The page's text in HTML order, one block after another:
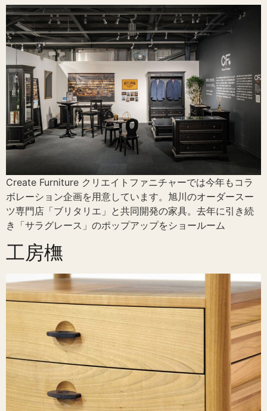
Create Furniture クリエイトファニチャーでは今年もコラ
ボレーション企画を用意しています。旭川のオーダースー
ツ専門店「ブリタリエ」と共同開発の家具。去年に引き続
き「サラグレース」のポップアップをショールーム
工房橅